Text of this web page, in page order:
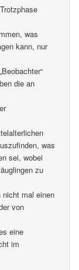
was
kann, nur
die an
was
sei, wobei
zu
nicht mal einen
von
eine
im